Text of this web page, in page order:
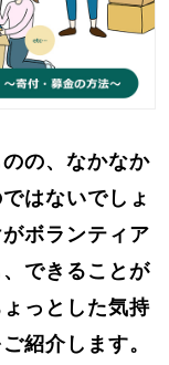
の、なかなか
はないでしょ
ボランティア
できることが
っとした気持
紹介します。